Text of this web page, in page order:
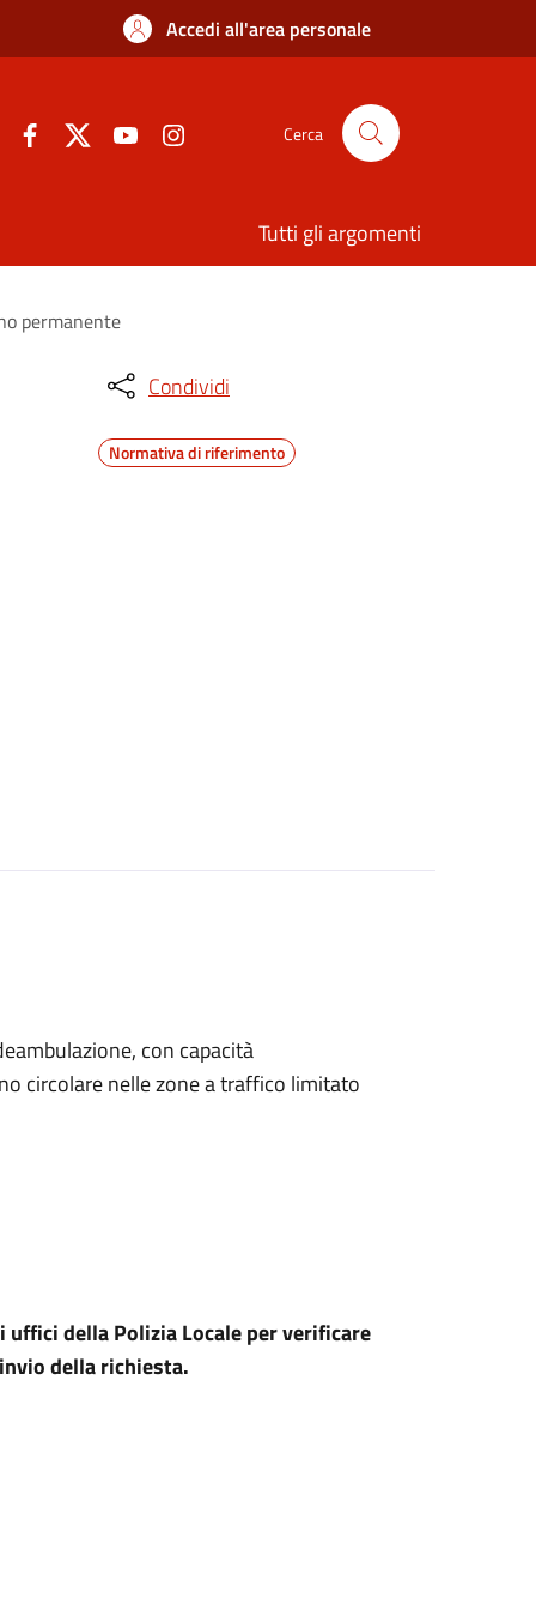
Accedi all'area personale
Cerca
Tutti gli argomenti
permanente
Condividi
Normativa di riferimento
con capacità
circolare nelle zone a traffico limitato
della Polizia Locale per verificare
della richiesta.